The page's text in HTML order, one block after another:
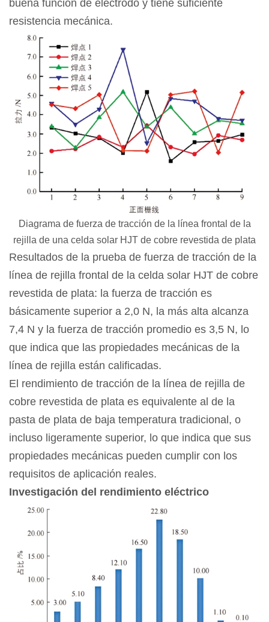
buena función de electrodo y tiene suficiente
resistencia mecánica.
Diagrama de fuerza de tracción de la línea frontal de la
rejilla de una celda solar HJT de cobre revestida de plata
Resultados de la prueba de fuerza de tracción de la
línea de rejilla frontal de la celda solar HJT de cobre
revestida de plata: la fuerza de tracción es
básicamente superior a 2,0 N, la más alta alcanza
7,4 N y la fuerza de tracción promedio es 3,5 N, lo
que indica que las propiedades mecánicas de la
línea de rejilla están calificadas.
El rendimiento de tracción de la línea de rejilla de
cobre revestida de plata es equivalente al de la
pasta de plata de baja temperatura tradicional, o
incluso ligeramente superior, lo que indica que sus
propiedades mecánicas pueden cumplir con los
requisitos de aplicación reales.
Investigación del rendimiento eléctrico